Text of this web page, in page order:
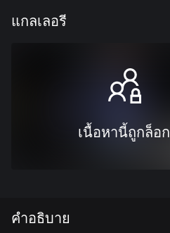
แกลเลอรี
เนื้อหานี้ถูกล็อก
คำอธิบาย